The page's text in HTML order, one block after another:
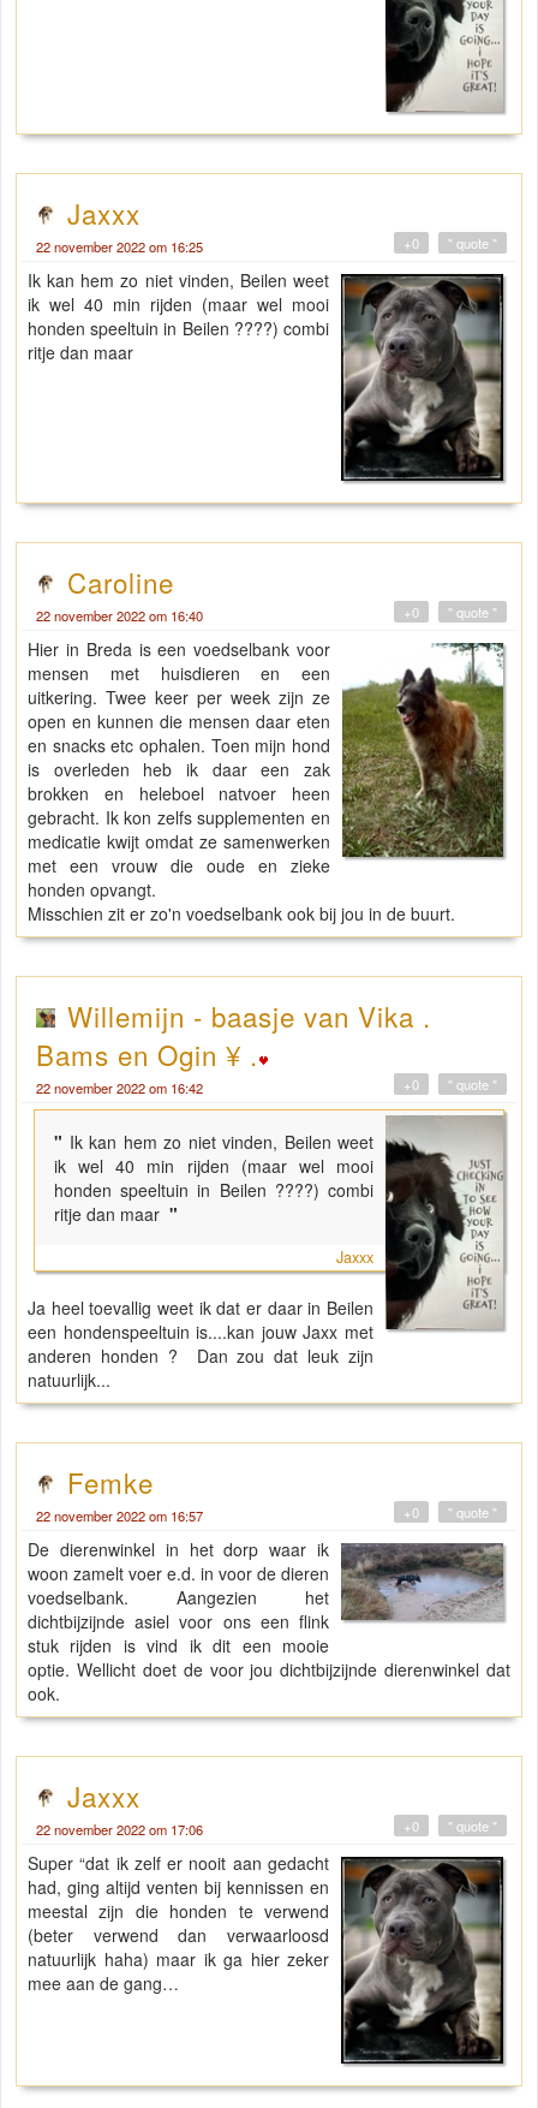
Jaxxx
22 november 2022 om 16:25 " quote "
+0
Ik kan hem zo niet vinden, Beilen weet
ik wel 40 min rijden (maar wel mooi
honden speeltuin in Beilen ????) combi
ritje dan maar
Caroline
22 november 2022 om 16:40 " quote "
+0
Hier in Breda is een voedselbank voor
mensen met huisdieren en een
uitkering. Twee keer per week zijn ze
open en kunnen die mensen daar eten
en snacks etc ophalen. Toen mijn hond
is overleden heb ik daar een zak
brokken en heleboel natvoer heen
gebracht. Ik kon zelfs supplementen en
medicatie kwijt omdat ze samenwerken
met een vrouw die oude en zieke
honden opvangt.
Misschien zit er zo'n voedselbank ook bij jou in de buurt.
Willemijn - baasje van Vika .
Bams en Ogin ¥ .
22 november 2022 om 16:42 " quote "
+0
" Ik kan hem zo niet vinden, Beilen weet
ik wel 40 min rijden (maar wel mooi
honden speeltuin in Beilen ????) combi
ritje dan maar "
Jaxxx
Ja heel toevallig weet ik dat er daar in Beilen
een hondenspeeltuin is....kan jouw Jaxx met
anderen honden ? Dan zou dat leuk zijn
natuurlijk...
Femke
22 november 2022 om 16:57 " quote "
+0
De dierenwinkel in het dorp waar ik
woon zamelt voer e.d. in voor de dieren
voedselbank. Aangezien het
dichtbijzijnde asiel voor ons een flink
stuk rijden is vind ik dit een mooie
optie. Wellicht doet de voor jou dichtbijzijnde dierenwinkel dat
ook.
Jaxxx
22 november 2022 om 17:06 " quote "
+0
Super “dat ik zelf er nooit aan gedacht
had, ging altijd venten bij kennissen en
meestal zijn die honden te verwend
(beter verwend dan verwaarloosd
natuurlijk haha) maar ik ga hier zeker
mee aan de gang…